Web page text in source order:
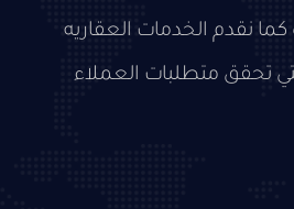
نقدم الخدمات العقاريه
تحقق متطلبات العملاء